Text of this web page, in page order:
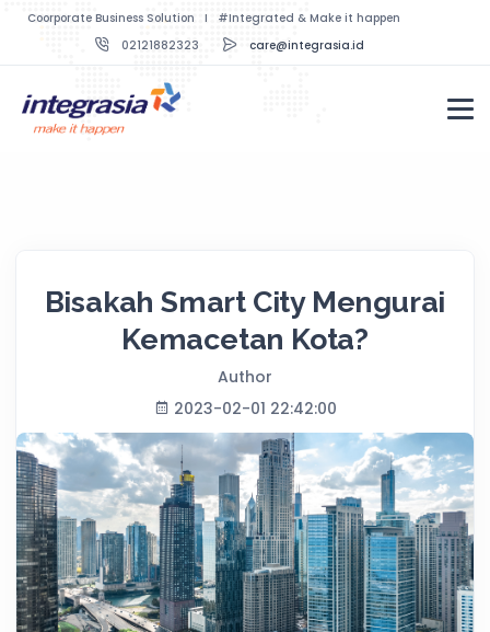
Coorporate Business Solution I #Integrated & Make it happen
02121882323
care@integrasia.id
Bisakah Smart City Mengurai
Kemacetan Kota?
Author
2023-02-01 22:42:00